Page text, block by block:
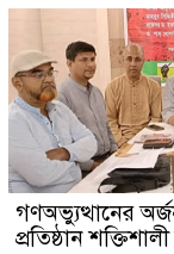
গণঅভ্যুত্থানের
প্রতিষ্ঠান